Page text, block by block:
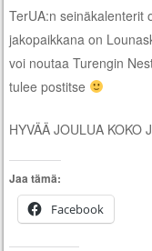
TerUA:n seinäkalenterit
jakopaikkana on
voi noutaa Turengin
tulee postitse
HYVÄÄ JOULUA KOKO
Jaa tämä:
Facebook